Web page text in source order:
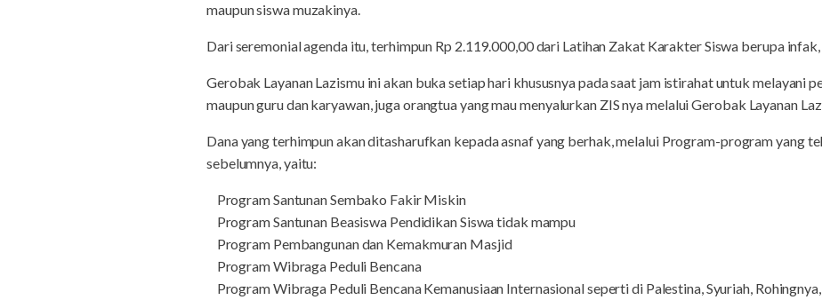
maupun siswa muzakinya.
Dari seremonial agenda itu, terhimpun Rp 2.119.000,00 dari Latihan Zakat Karakter Siswa berupa
Gerobak Layanan Lazismu ini akan buka setiap hari khususnya pada saat jam istirahat untuk melayani
maupun guru dan karyawan, juga orangtua yang mau menyalurkan ZIS nya melalui Gerobak Layanan
Dana yang terhimpun akan ditasharufkan kepada asnaf yang berhak, melalui Program-program yang
sebelumnya, yaitu:
Program Santunan Sembako Fakir Miskin
Program Santunan Beasiswa Pendidikan Siswa tidak mampu
Program Pembangunan dan Kemakmuran Masjid
Program Wibraga Peduli Bencana
Program Wibraga Peduli Bencana Kemanusiaan Internasional seperti di Palestina, Syuriah,